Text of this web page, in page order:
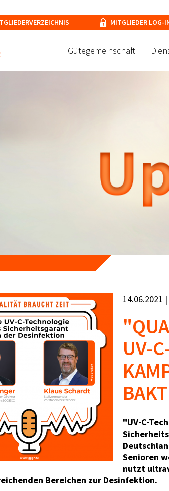
MITGLIEDER LOG-
Gütegemeinschaft
14.06.2021
UV-
"UV-C-
Senioren
nutzt
Bereichen zur Desinfektion.